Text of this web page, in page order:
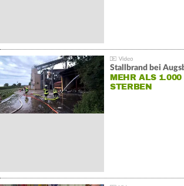
Stallbrand bei
MEHR ALS 1.000
STERBEN